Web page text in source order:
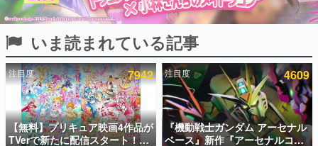
ピックアップ
電ファミのいま読まれている記事ランキング
アプリセール情報
インタビュー
いま読まれている記事
注目度 7942
【無料】プリキュア映画4作品が
TVerで新たに配信スタート！な
注目度 4609
『機動戦士ガンダム アーセナル
ベース』新作『アーセナルコマ